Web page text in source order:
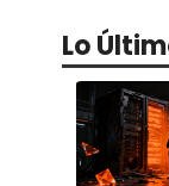
Lo